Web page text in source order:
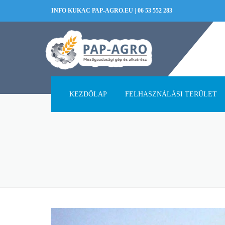
INFO KUKAC PAP-AGRO.EU 06 53 552 283
KEZDŐLAP FELHASZNÁLÁSI TERÜLET